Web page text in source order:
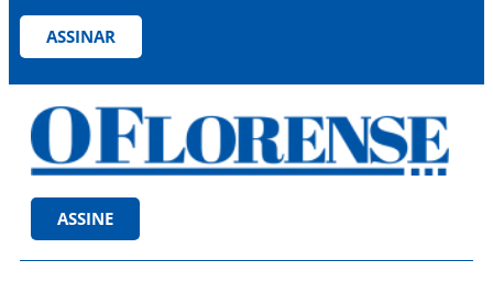
ASSINAR
ASSINE